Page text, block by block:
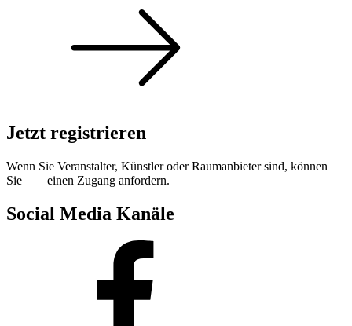
Jetzt registrieren
Wenn Sie Veranstalter, Künstler oder Raumanbieter sind, können
Sie
einen Zugang anfordern.
Social Media Kanäle